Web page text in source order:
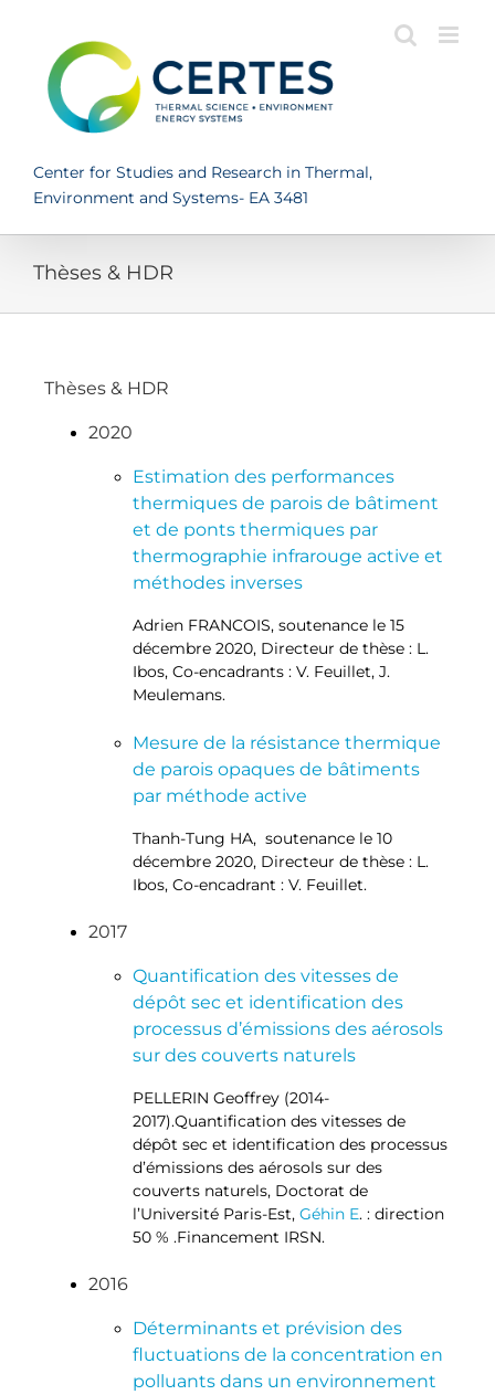
content
Center for Studies and Research in Thermal,
Environment and Systems- EA 3481
Thèses & HDR
Thèses & HDR
2020
Estimation des performances
thermiques de parois de bâtiment
et de ponts thermiques par
thermographie infrarouge active et
méthodes inverses
Adrien FRANCOIS, soutenance le 15
décembre 2020, Directeur de thèse : L.
Ibos, Co-encadrants : V. Feuillet, J.
Meulemans.
Mesure de la résistance thermique
de parois opaques de bâtiments
par méthode active
Thanh-Tung HA, soutenance le 10
décembre 2020, Directeur de thèse : L.
Ibos, Co-encadrant : V. Feuillet.
2017
Quantification des vitesses de
dépôt sec et identification des
processus d’émissions des aérosols
sur des couverts naturels
PELLERIN Geoffrey (2014-
2017).Quantification des vitesses de
dépôt sec et identification des processus
d’émissions des aérosols sur des
couverts naturels, Doctorat de
l’Université Paris-Est, Géhin E. : direction
50 % .Financement IRSN.
2016
Déterminants et prévision des
fluctuations de la concentration en
polluants dans un environnement